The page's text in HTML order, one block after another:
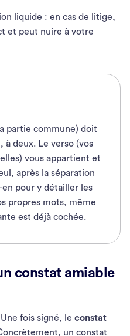
liquide : en cas de litige,
et peut nuire à votre
partie commune) doit
deux. Le verso (vos
vous appartient et
après la séparation
pour y détailler les
propres mots, même
est déjà cochée.
constat amiable
fois signé, le constat
un constat